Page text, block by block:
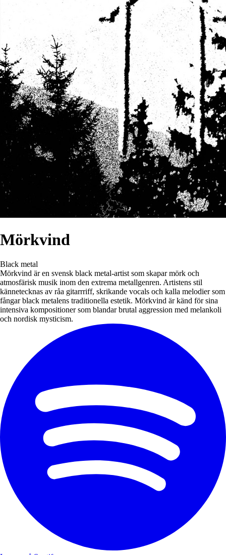
Mörkvind
Black metal
Mörkvind är en svensk black metal-artist som skapar mörk och
atmosfärisk musik inom den extrema metallgenren. Artistens stil
kännetecknas av råa gitarrriff, skrikande vocals och kalla melodier som
fångar black metalens traditionella estetik. Mörkvind är känd för sina
intensiva kompositioner som blandar brutal aggression med melankoli
och nordisk mysticism.